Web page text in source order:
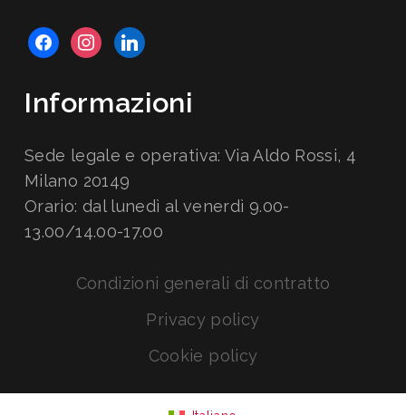
facebookinstagram
linkedin
Informazioni
Sede legale e operativa: Via Aldo Rossi, 4
Milano 20149
Orario: dal lunedì al venerdì 9.00-
13.00/14.00-17.00
Condizioni generali di contratto
Privacy policy
Cookie policy